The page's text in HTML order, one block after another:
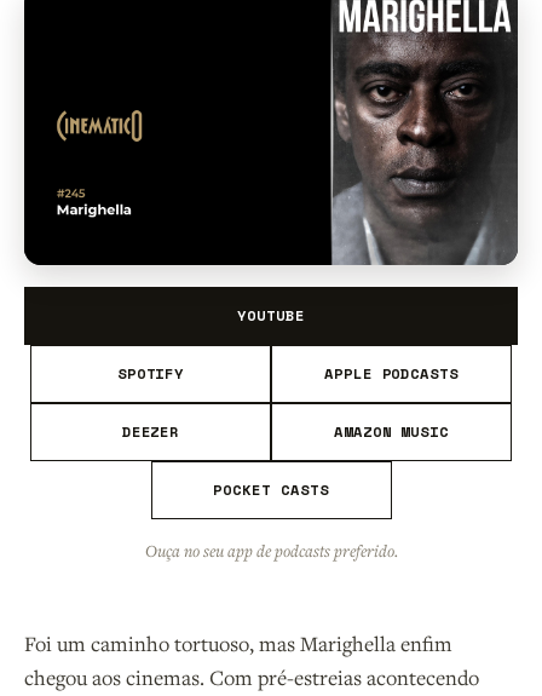
YOUTUBE
SPOTIFY APPLE PODCASTS
DEEZER AMAZON MUSIC
POCKET CASTS
Ouça no seu app de podcasts preferido.
Foi um caminho tortuoso, mas Marighella enfim
chegou aos cinemas. Com pré-estreias acontecendo